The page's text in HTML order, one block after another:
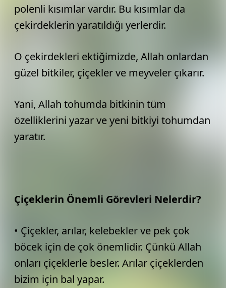
polenli kısımlar vardır. Bu kısımlar da
çekirdeklerin yaratıldığı yerlerdir.
O çekirdekleri ektiğimizde, Allah onlardan
güzel bitkiler, çiçekler ve meyveler çıkarır.
Yani, Allah tohumda bitkinin tüm
özelliklerini yazar ve yeni bitkiyi tohumdan
yaratır.
Çiçeklerin Önemli Görevleri Nelerdir?
• Çiçekler, arılar, kelebekler ve pek çok
böcek için de çok önemlidir. Çünkü Allah
onları çiçeklerle besler. Arılar çiçeklerden
bizim için bal yapar.